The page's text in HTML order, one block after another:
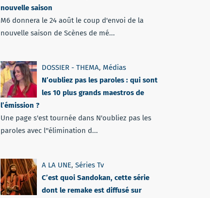
nouvelle saison
M6 donnera le 24 août le coup d'envoi de la
nouvelle saison de Scènes de mé...
DOSSIER - THEMA, Médias
N’oubliez pas les paroles : qui sont
les 10 plus grands maestros de
l’émission ?
Une page s'est tournée dans N'oubliez pas les
paroles avec l''élimination d...
A LA UNE, Séries Tv
C’est quoi Sandokan, cette série
dont le remake est diffusé sur